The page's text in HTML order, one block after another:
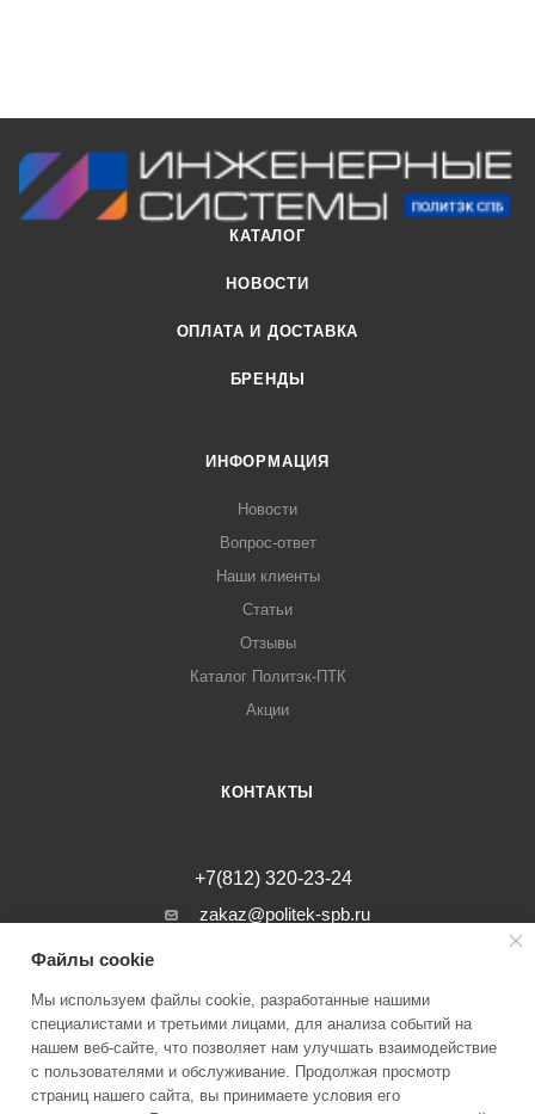
КАТАЛОГ
НОВОСТИ
ОПЛАТА И ДОСТАВКА
БРЕНДЫ
ИНФОРМАЦИЯ
Новости
Вопрос-ответ
Наши клиенты
Статьи
Отзывы
Каталог Политэк-ПТК
Акции
КОНТАКТЫ
+7(812) 320-23-24
zakaz@politek-spb.ru
г. Санкт-Петербург, Минеральная ул, д.
Файлы cookie
Мы используем файлы cookie, разработанные нашими
специалистами и третьими лицами, для анализа событий на
нашем веб-сайте, что позволяет нам улучшать взаимодействие
с пользователями и обслуживание. Продолжая просмотр
страниц нашего сайта, вы принимаете условия его